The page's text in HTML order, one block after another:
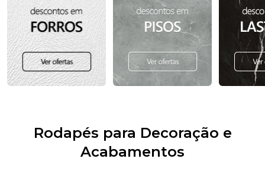
Rodapés para Decoração e
Acabamentos